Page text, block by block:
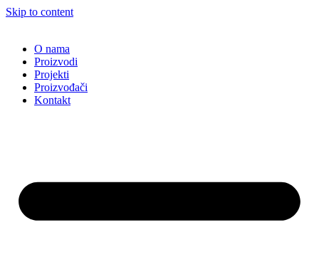
Skip to content
O nama
Proizvodi
Projekti
Proizvođači
Kontakt